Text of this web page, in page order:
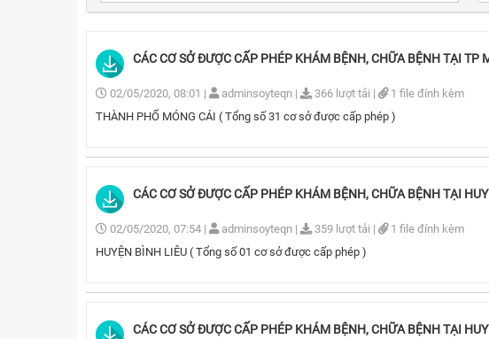
Phòng
Phòng
Công
Ban biên tập
Các đơn vị trực thuộc
CÁC CƠ SỞ ĐƯỢC CẤP PHÉP KHÁM BỆNH, CHỮA BỆNH TẠI
02/05/2020, 08:01 | adminsoyteqn | 366 lượt tải |
1 file đính kèm
THÀNH PHỐ MÓNG CÁI ( Tổng số 31 cơ sở được cấp phép )
CÁC CƠ SỞ ĐƯỢC CẤP PHÉP KHÁM BỆNH, CHỮA BỆNH TẠI
02/05/2020, 07:54 | adminsoyteqn | 359 lượt tải |
1 file đính kèm
HUYỆN BÌNH LIÊU ( Tổng số 01 cơ sở được cấp phép )
CÁC CƠ SỞ ĐƯỢC CẤP PHÉP KHÁM BỆNH, CHỮA BỆNH TẠI